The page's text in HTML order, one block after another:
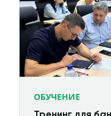
ОБУЧЕНИЕ